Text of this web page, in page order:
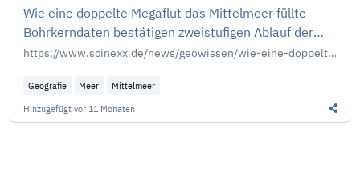
Wie eine doppelte Megaflut das Mittelmeer füllte -
Bohrkerndaten bestätigen zweistufigen Ablauf der
Sturzflut vor 5,33 Millionen Jahren
https://www.scinexx.de/news/geowissen/wie-eine-doppelte-megaflut-das-mittelmeer-fuellte/
Geografie Meer
Mittelmeer
Hinzugefügt vor 11 Monaten